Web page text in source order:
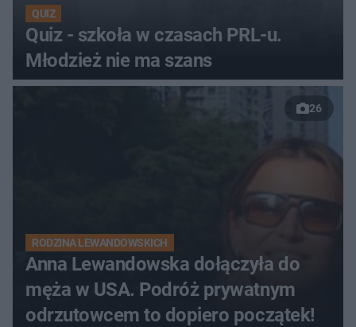
QUIZ
Quiz - szkoła w czasach PRL-u.
Młodzież nie ma szans
26
RODZINA LEWANDOWSKICH
Anna Lewandowska dołączyła do
męża w USA. Podróż prywatnym
odrzutowcem to dopiero początek!